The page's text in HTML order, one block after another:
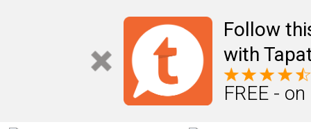
Follow
with
FREE -